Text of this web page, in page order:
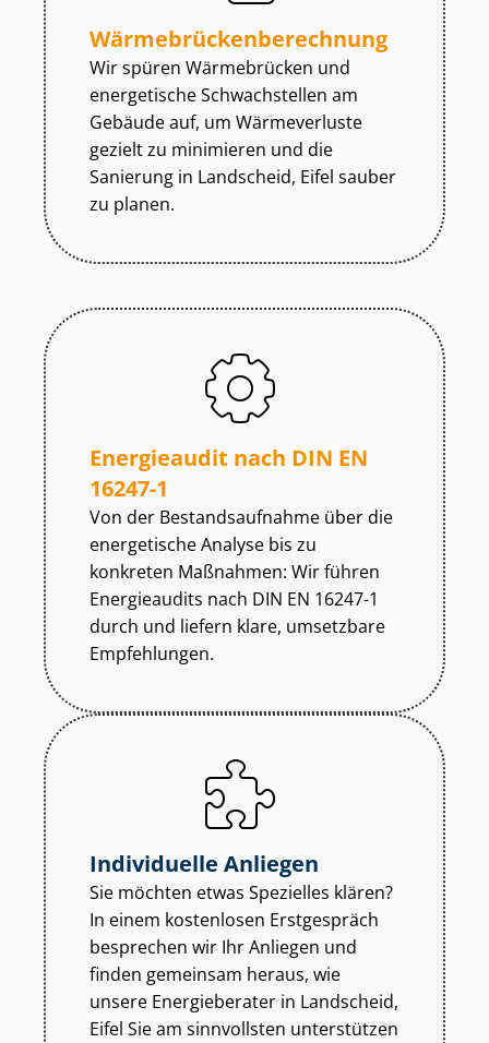
Wär­me­brü­cken­be­rech­nung
Wir spüren Wärmebrücken und
energetische Schwachstellen am
Gebäude auf, um Wärmeverluste
gezielt zu minimieren und die
Sanierung in Landscheid, Eifel sauber
zu planen.
Energieaudit nach DIN EN
16247-1
Von der Be­stands­auf­nah­me über die
energetische Analyse bis zu
konkreten Maßnahmen: Wir führen
Energieaudits nach DIN EN 16247-1
durch und liefern klare, umsetzbare
Empfehlungen.
Individuelle Anliegen
Sie möchten etwas Spezielles klären?
In einem kostenlosen Erstgespräch
besprechen wir Ihr Anliegen und
finden gemeinsam heraus, wie
unsere Energieberater in Landscheid,
Eifel Sie am sinnvollsten unterstützen